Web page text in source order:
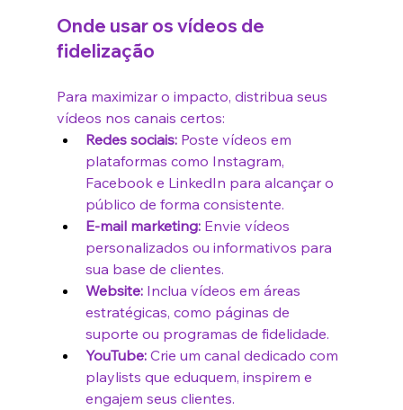
Onde usar os vídeos de
fidelização
Para maximizar o impacto, distribua seus
vídeos nos canais certos:
Redes sociais: Poste vídeos em
plataformas como Instagram,
Facebook e LinkedIn para alcançar o
público de forma consistente.
E-mail marketing: Envie vídeos
personalizados ou informativos para
sua base de clientes.
Website: Inclua vídeos em áreas
estratégicas, como páginas de
suporte ou programas de fidelidade.
YouTube: Crie um canal dedicado com
playlists que eduquem, inspirem e
engajem seus clientes.